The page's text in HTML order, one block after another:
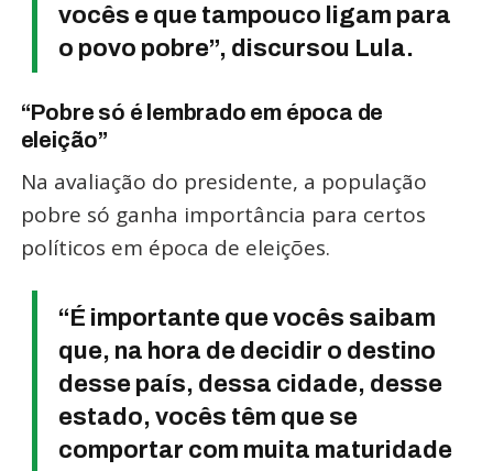
vocês e que tampouco ligam para
o povo pobre”, discursou Lula.
“Pobre só é lembrado em época de
eleição”
Na avaliação do presidente, a população
pobre só ganha importância para certos
políticos em época de eleições.
“É importante que vocês saibam
que, na hora de decidir o destino
desse país, dessa cidade, desse
estado, vocês têm que se
comportar com muita maturidade